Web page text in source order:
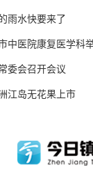
雨水快要来了
中医院康复医学科举
委会召开会议
江岛无花果上市